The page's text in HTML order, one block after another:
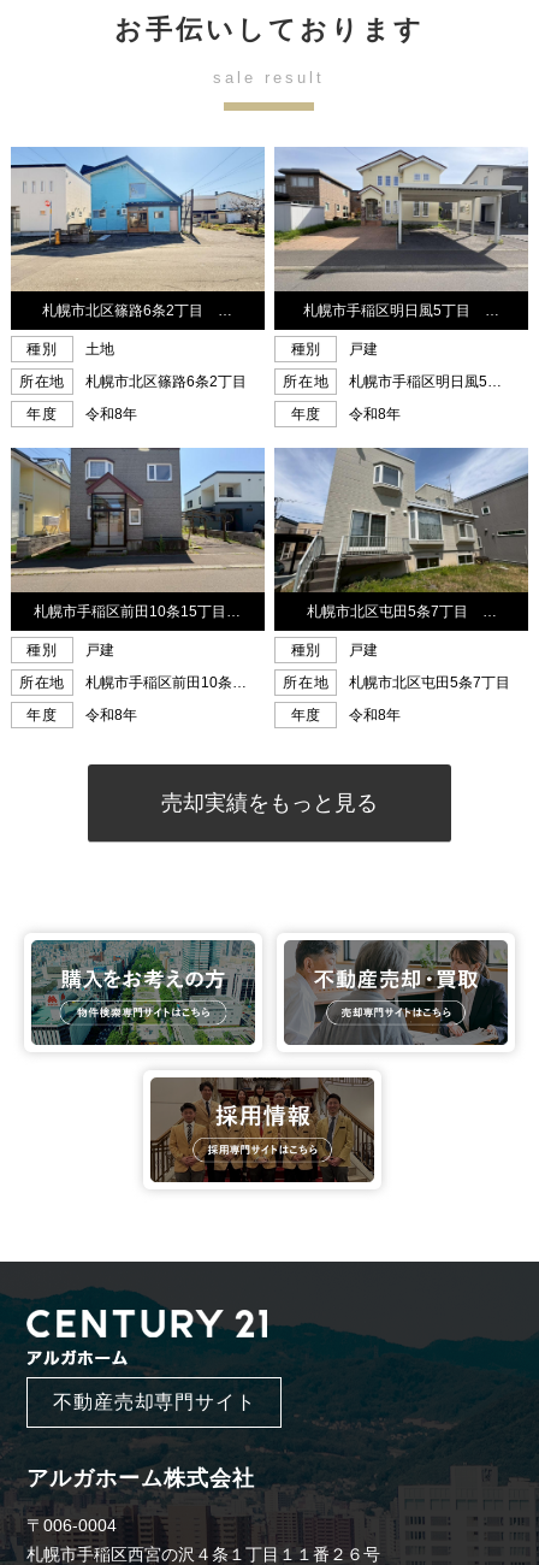
お手伝いしております
sale result
売却実績をもっと見る
不動産売却専門サイト
アルガホーム株式会社
〒006-0004
札幌市手稲区西宮の沢４条１丁目１１番２６号